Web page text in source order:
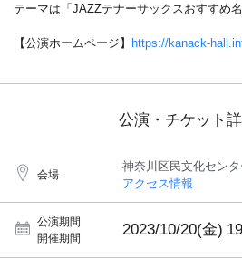
テーマは「JAZZテナーサックスおすすめ
【公演ホームページ】 https://kanack-
公演・チケット
会場
神奈川区民文化セン
アクセス情報
公演期間
開催期間
2023/10/20(金)